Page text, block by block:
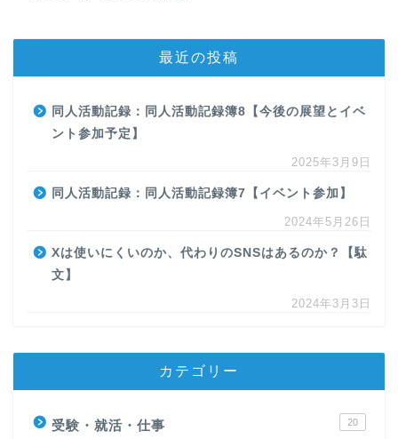
最近の投稿
同人活動記録：同人活動記録簿8【今後の展望とイベ
ント参加予定】
2025年3月9日
同人活動記録：同人活動記録簿7【イベント参加】
2024年5月26日
Xは使いにくいのか、代わりのSNSはあるのか？【駄
文】
2024年3月3日
カテゴリー
受験・就活・仕事 20